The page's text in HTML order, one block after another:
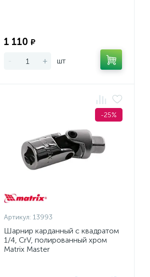
1 110 ₽
- + шт
-25%
Артикул: 13993
Шарнир карданный с квадратом
1/4, CrV, полированный хром
Matrix Master